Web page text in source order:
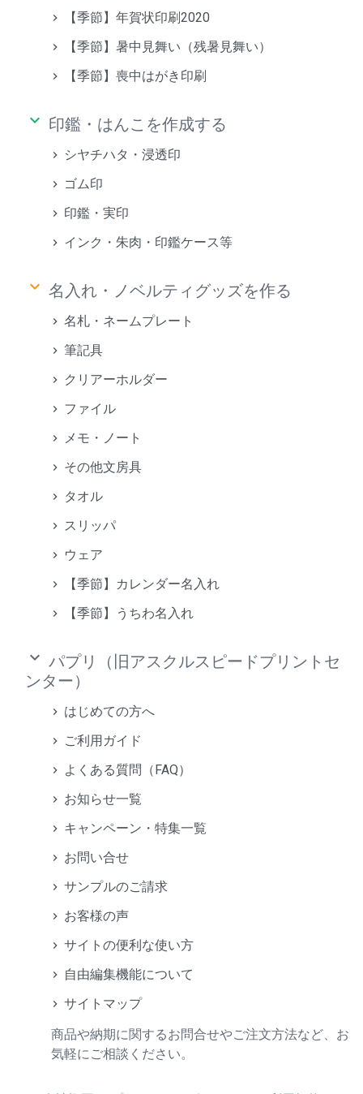
【季節】年賀状印刷2020
【季節】暑中見舞い（残暑見舞い）
【季節】喪中はがき印刷
keyboard_arrow_down 印鑑・はんこを作成する
シヤチハタ・浸透印
ゴム印
印鑑・実印
インク・朱肉・印鑑ケース等
keyboard_arrow_down 名入れ・ノベルティグッズを作る
名札・ネームプレート
筆記具
クリアーホルダー
ファイル
メモ・ノート
その他文房具
タオル
スリッパ
ウェア
【季節】カレンダー名入れ
【季節】うちわ名入れ
keyboard_arrow_down パプリ（旧アスクルスピードプリントセ
ンター）
はじめての方へ
ご利用ガイド
よくある質問（FAQ）
お知らせ一覧
キャンペーン・特集一覧
お問い合せ
サンプルのご請求
お客様の声
サイトの便利な使い方
自由編集機能について
サイトマップ
商品や納期に関するお問合せやご注文方法など、お
気軽にご相談ください。